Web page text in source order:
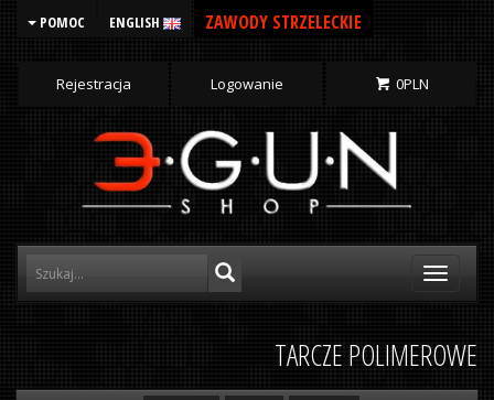
POMOC ENGLISH ZAWODY STRZELECKIE
Rejestracja Logowanie 0PLN
Toggle
TARCZE POLIMEROWE